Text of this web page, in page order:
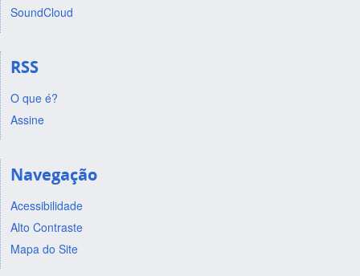
SoundCloud
RSS
O que é?
Assine
Navegação
Acessibilidade
Alto Contraste
Mapa do Site